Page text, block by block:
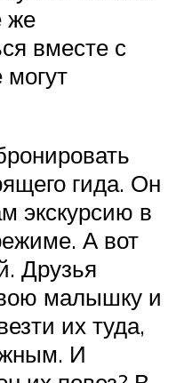
же
вместе с
гида. Он
экскурсию в
А вот
Друзья
малышку и
их туда,
И